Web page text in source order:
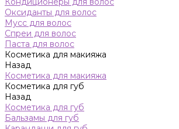
Оксиданты для волос
Мусс для волос
Спреи для волос
Паста для волос
Косметика для макияжа
Назад
Косметика для макияжа
Косметика для губ
Назад
Косметика для губ
Бальзамы для губ